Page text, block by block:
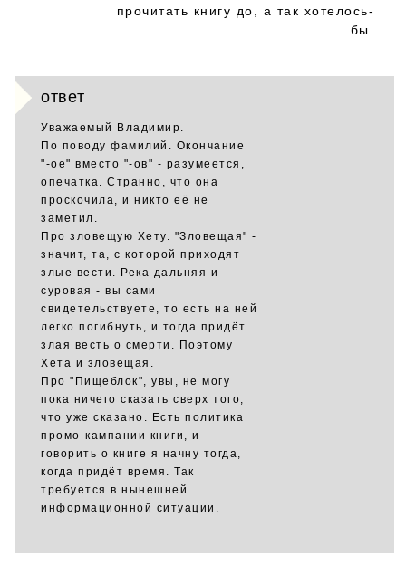
прочитать книгу до, а так хотелось-
бы.
ответ
Уважаемый Владимир.
По поводу фамилий. Окончание
"-ое" вместо "-ов" - разумеется,
опечатка. Странно, что она
проскочила, и никто её не
заметил.
Про зловещую Хету. "Зловещая" -
значит, та, с которой приходят
злые вести. Река дальняя и
суровая - вы сами
свидетельствуете, то есть на ней
легко погибнуть, и тогда придёт
злая весть о смерти. Поэтому
Хета и зловещая.
Про "Пищеблок", увы, не могу
пока ничего сказать сверх того,
что уже сказано. Есть политика
промо-кампании книги, и
говорить о книге я начну тогда,
когда придёт время. Так
требуется в нынешней
информационной ситуации.